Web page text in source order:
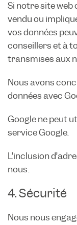
Si notre site
vendu ou
vos données
conseillers et à
transmises aux
Nous avons
données avec
Google ne peut
service Google.
L’inclusion
nous.
4. Sécurité
Nous nous